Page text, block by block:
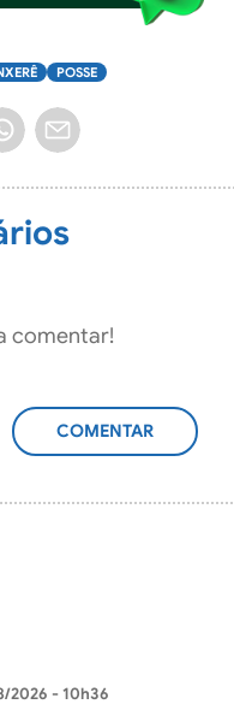
POSSE
comentar!
ADICIONAR
2026 - 10h36